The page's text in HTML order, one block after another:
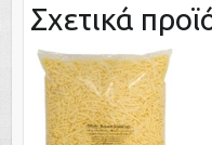
Σχετικά